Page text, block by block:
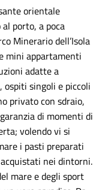
orientale
al porto, a poca
Minerario dell’Isola
mini appartamenti
adatte a
ospiti singoli e piccoli
privato con sdraio,
di momenti di
volendo vi si
i pasti preparati
nei dintorni.
mare e degli sport